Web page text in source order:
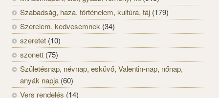
Szabadság, haza, történelem, kultúra, táj (179)
Szerelem, kedvesemnek (34)
szeretet (10)
szonett (75)
Születésnap, névnap, esküvő, Valentin-nap, nőnap,
anyák napja (60)
Vers rendelés (14)